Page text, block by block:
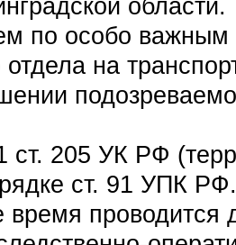
области.
по особо важным
отдела на
ст. 205 УК РФ
ст. 91 УПК РФ.
проводится